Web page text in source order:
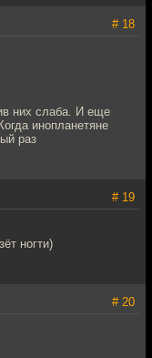
# 18
них слаба. И еще
инопланетяне
раз
# 19
ногти)
# 20